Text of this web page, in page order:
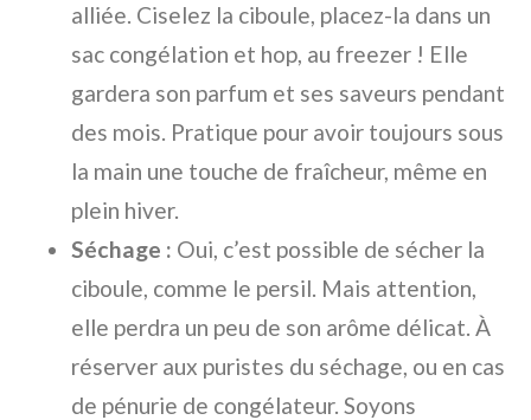
alliée. Ciselez la ciboule, placez-la dans un
sac congélation et hop, au freezer ! Elle
gardera son parfum et ses saveurs pendant
des mois. Pratique pour avoir toujours sous
la main une touche de fraîcheur, même en
plein hiver.
Séchage : Oui, c’est possible de sécher la
ciboule, comme le persil. Mais attention,
elle perdra un peu de son arôme délicat. À
réserver aux puristes du séchage, ou en cas
de pénurie de congélateur. Soyons